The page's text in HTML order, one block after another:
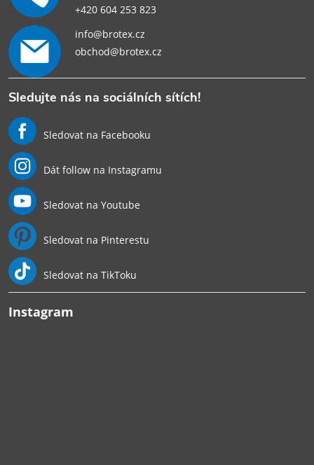
+420 604 253 823
info@brotex.cz
obchod@brotex.cz
Sledujte nás na sociálních sítích!
Sledovat na Facebooku
Dát follow na Instagramu
Sledovat na Youtube
Sledovat na Pinterestu
Sledovat na TikToku
Instagram